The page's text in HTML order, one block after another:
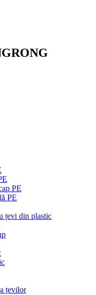
PE
PE
țevi din plastic
țevilor